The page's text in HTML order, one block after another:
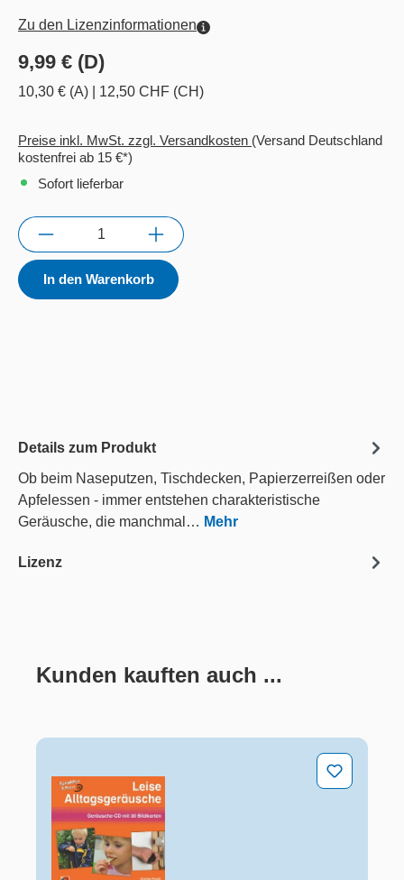
Zu den Lizenzinformationen
9,99 € (D)
10,30 € (A) 12,50 CHF (CH)
Preise inkl. MwSt. zzgl. Versandkosten (Versand Deutschland
kostenfrei ab 15 €*)
Sofort lieferbar
Anzahl
In den Warenkorb
Details zum Produkt
Ob beim Naseputzen, Tischdecken, Papierzerreißen oder
Apfelessen - immer entstehen charakteristische
Geräusche, die manchmal… Mehr
Lizenz
Produktgalerie überspringen
Kunden kauften auch ...